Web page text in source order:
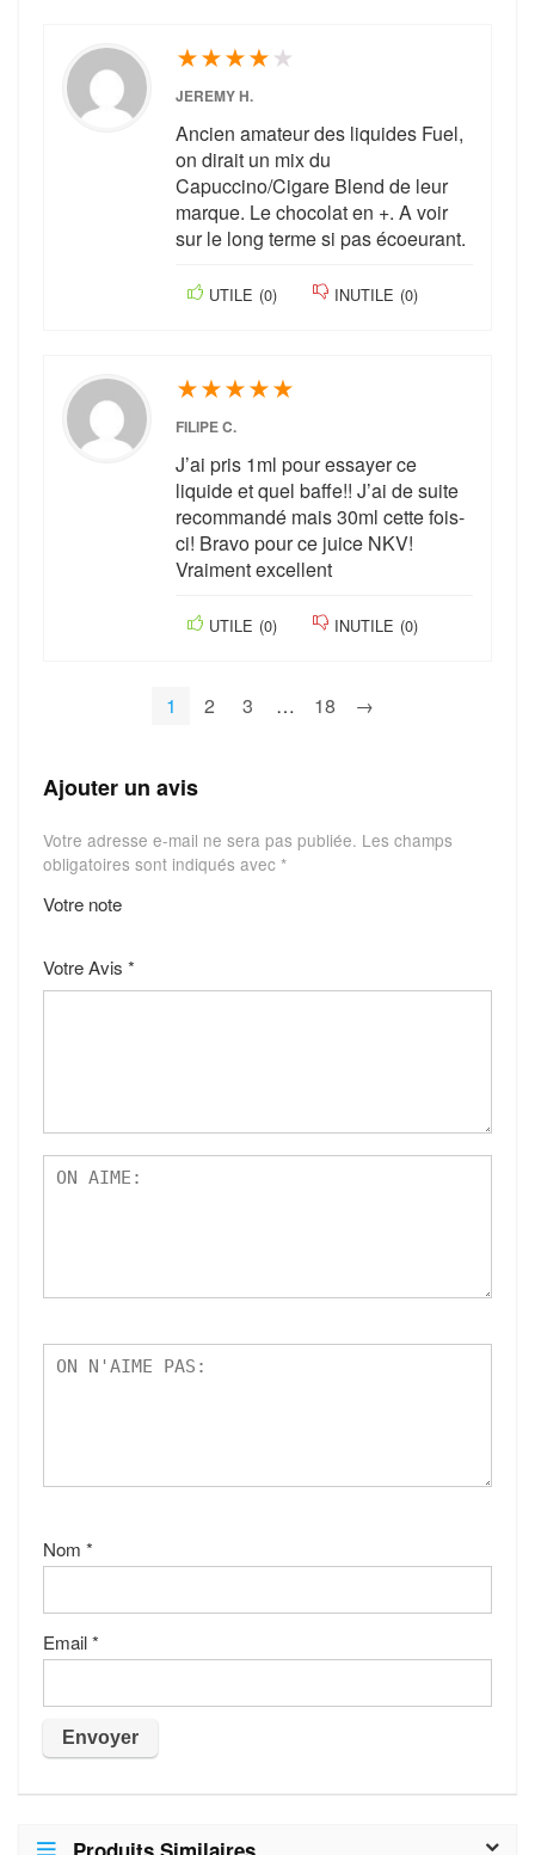
★★★★★
JEREMY H.
Ancien amateur des liquides Fuel,
on dirait un mix du
Capuccino/Cigare Blend de leur
marque. Le chocolat en +. A voir
sur le long terme si pas écoeurant.
UTILE (0) INUTILE (0)
★★★★★
FILIPE C.
J’ai pris 1ml pour essayer ce
liquide et quel baffe!! J’ai de suite
recommandé mais 30ml cette fois-
ci! Bravo pour ce juice NKV!
Vraiment excellent
UTILE (0) INUTILE (0)
1 2 3 … 18 →
Ajouter un avis
Votre adresse e-mail ne sera pas publiée. Les champs
obligatoires sont indiqués avec *
Votre note
Votre Avis *
Nom *
Email*